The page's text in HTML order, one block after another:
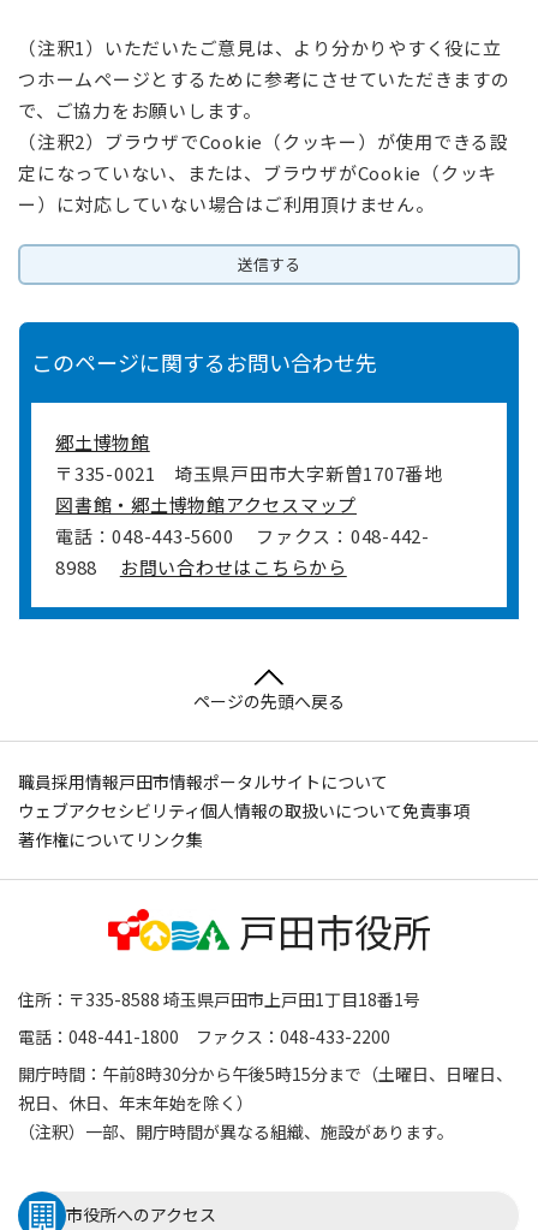
（注釈1）いただいたご意見は、より分かりやすく役に立
つホームページとするために参考にさせていただきますの
で、ご協力をお願いします。
（注釈2）ブラウザでCookie（クッキー）が使用できる設
定になっていない、または、ブラウザがCookie（クッキ
ー）に対応していない場合はご利用頂けません。
このページに関するお問い合わせ先
郷土博物館
〒335-0021
埼玉県戸田市大字新曽1707番地
図書館・郷土博物館アクセスマップ
電話：048-443-5600
ファクス：048-442-
8988
お問い合わせはこちらから
ページの先頭へ戻る
職員採用情報戸田市情報ポータルサイトについて
ウェブアクセシビリティ個人情報の取扱いについて免責事項
著作権について リンク集
住所：〒335-8588 埼玉県戸田市上戸田1丁目18番1号
電話：048-441-1800 ファクス：048-433-2200
開庁時間：午前8時30分から午後5時15分まで（土曜日、日曜日、
祝日、休日、年末年始を除く）
（注釈）一部、開庁時間が異なる組織、施設があります。
市役所へのアクセス